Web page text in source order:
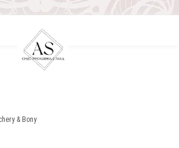
Szukaj:
& Bony